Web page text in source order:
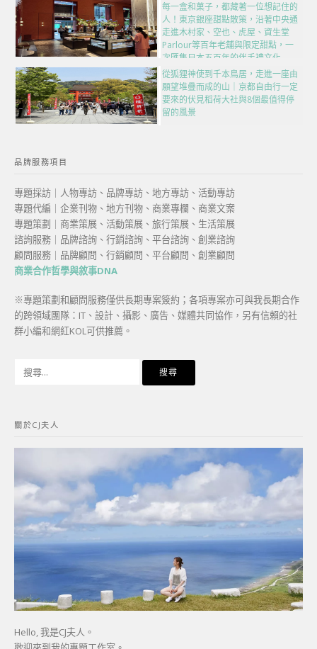
每一盒和菓子，都藏著一位想記住的
人！東京銀座甜點散策，沿著中央通
走進木村家、空也、虎屋、資生堂
Parlour等百年老舖與限定甜點，一
次匯集日本五百年的伴手禮文化
從狐狸神使到千本鳥居，走進一座由
願望堆疊而成的山｜京都自由行一定
要來的伏見稻荷大社與8個最值得停
留的風景
品牌服務項目
專題採訪｜人物專訪、品牌專訪、地方專訪、活動專訪
專題代編｜企業刊物、地方刊物、商業專欄、商業文案
專題策劃｜商業策展、活動策展、旅行策展、生活策展
諮詢服務｜品牌諮詢、行銷諮詢、平台諮詢、創業諮詢
顧問服務｜品牌顧問、行銷顧問、平台顧問、創業顧問
商業合作哲學與敘事DNA
※專題策劃和顧問服務僅供長期專案簽約；各項專案亦可與我長期合作
的跨領域團隊：IT、設計、攝影、廣告、媒體共同協作，另有信賴的社
群小編和網紅KOL可供推薦。
字:
關於CJ夫人
Hello, 我是CJ夫人。